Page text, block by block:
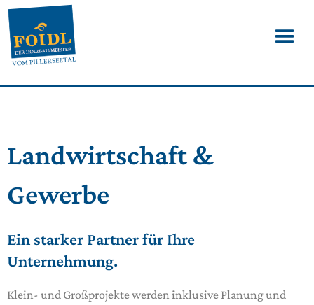
Landwirtschaft &
Gewerbe
Ein starker Partner für Ihre
Unternehmung.
Klein- und Großprojekte werden inklusive Planung und